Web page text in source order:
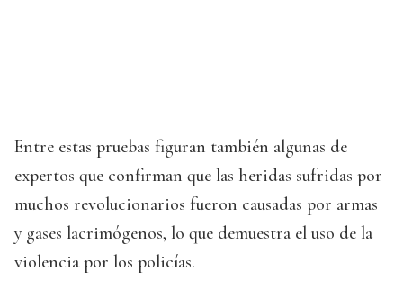
Entre estas pruebas figuran también algunas de
expertos que confirman que las heridas sufridas por
muchos revolucionarios fueron causadas por armas
y gases lacrimógenos, lo que demuestra el uso de la
violencia por los policías.